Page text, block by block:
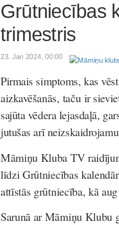
Grūtniecības
trimestris
23. Jan 2024, 00:00
Pirmais simptoms, kas
aizkavēšanās, taču ir
sajūta vēdera lejasdaļā,
jutušas arī
Māmiņu Kluba TV
līdzi Grūtniecības
attīstās grūtniecība, kā
Sarunā ar Māmiņu Klubu